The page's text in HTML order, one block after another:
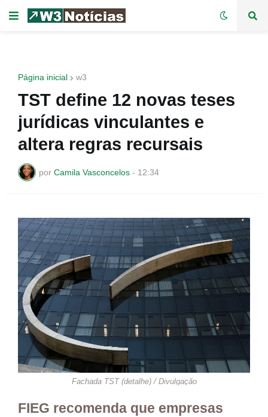
Página inicial w3
TST define 12 novas teses
jurídicas vinculantes e
altera regras recursais
por Camila Vasconcelos - 12:34
Fachada TST (detalhe) / Divulgação
FIEG recomenda que empresas